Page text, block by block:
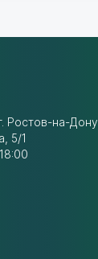
Ростов-на-Дону,
5/1